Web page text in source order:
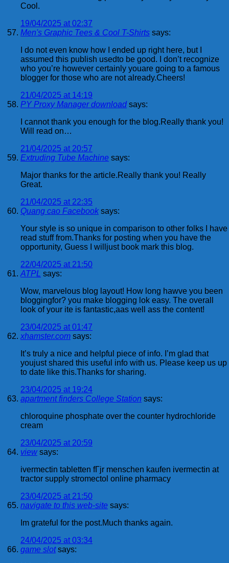
Cool.
19/04/2025 at 02:37
Men's Graphic Tees & Cool T-Shirts says:
I do not even know how I ended up right here, but I
assumed this publish usedto be good. I don’t recognize
who you’re however certainly youare going to a famous
blogger for those who are not already.Cheers!
21/04/2025 at 14:19
PY Proxy Manager download says:
I cannot thank you enough for the blog.Really thank you!
Will read on…
21/04/2025 at 20:57
Extruding Tube Machine says:
Major thanks for the article.Really thank you! Really
Great.
21/04/2025 at 22:35
Quang cao Facebook says:
Your style is so unique in comparison to other folks I have
read stuff from.Thanks for posting when you have the
opportunity, Guess I willjust book mark this blog.
22/04/2025 at 21:50
ATPL says:
Wow, marvelous blog layout! How long hawve you been
bloggingfor? you make blogging lok easy. The overall
look of your ite is fantastic,aas well ass the content!
23/04/2025 at 01:47
xhamster.com says:
It’s truly a nice and helpful piece of info. I’m glad that
youjust shared this useful info with us. Please keep us up
to date like this.Thanks for sharing.
23/04/2025 at 19:24
apartment finders College Station says:
chloroquine phosphate over the counter hydrochloride
cream
23/04/2025 at 20:59
view says:
ivermectin tabletten fГјr menschen kaufen ivermectin at
tractor supply stromectol online pharmacy
23/04/2025 at 21:50
navigate to this web-site says:
Im grateful for the post.Much thanks again.
24/04/2025 at 03:34
game slot says: